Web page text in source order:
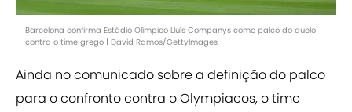
Barcelona confirma Estádio Olímpico Lluís Companys como palco do duelo
contra o time grego | David Ramos/GettyImages
Ainda no comunicado sobre a definição do palco
para o confronto contra o Olympiacos, o time